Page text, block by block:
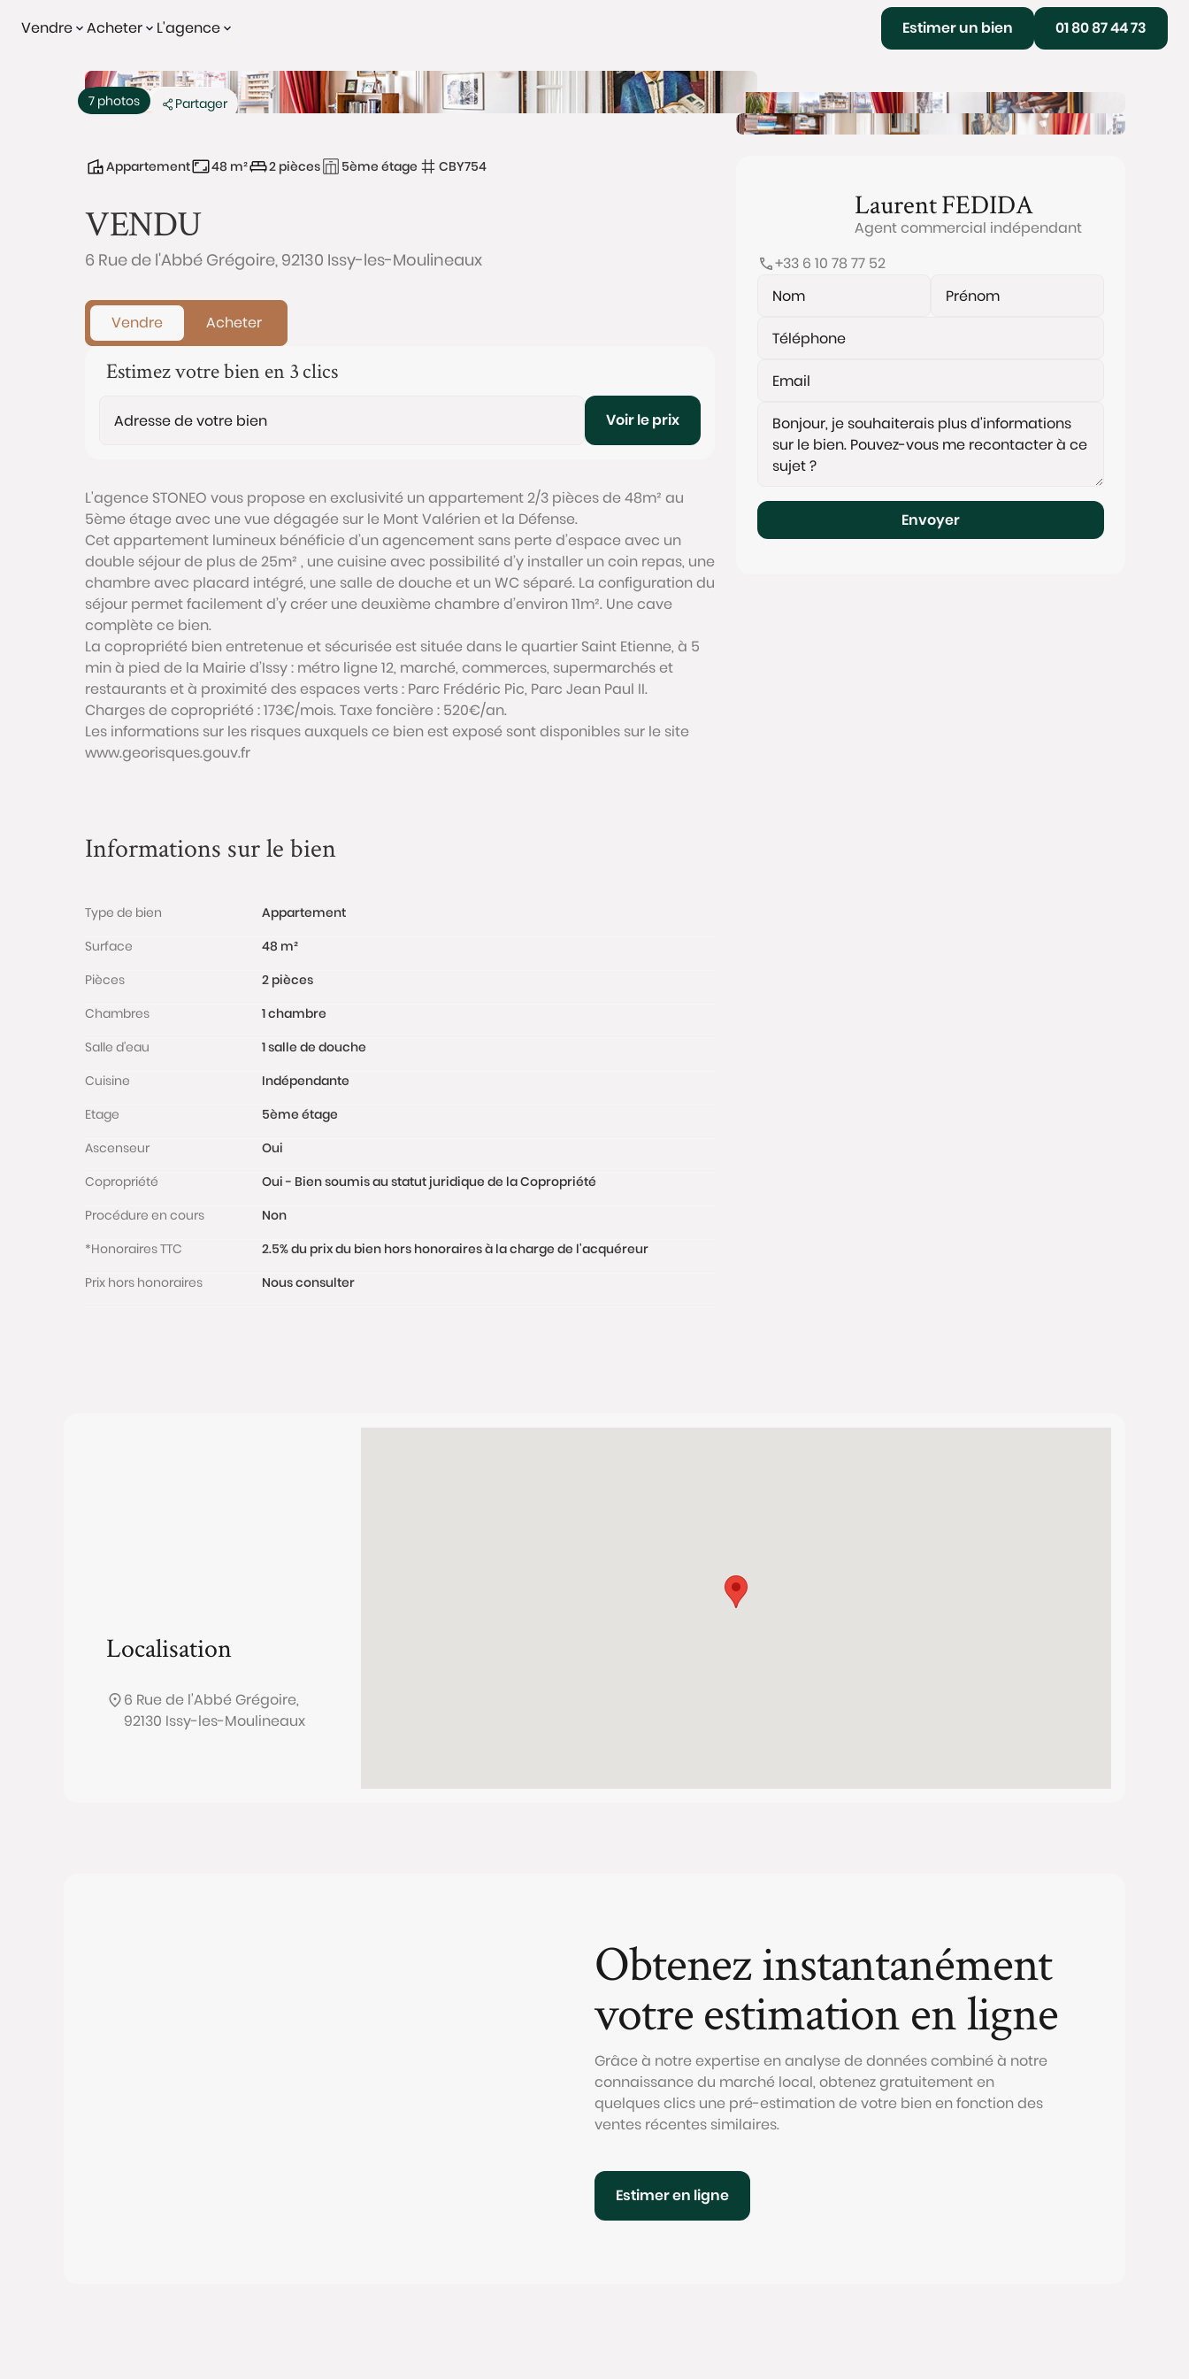
Vendre Acheter L'agence Estimer un bien 01 80 87 44 73
Vendu Exclusivité
7 photos Partager
Appartement 48 m² 2 pièces 5ème étage CBY754
VENDU
6 Rue de l'Abbé Grégoire, 92130 Issy-les-Moulineaux
Vendre Acheter
Estimez votre bien en 3 clics
Voir le prix
L'agence STONEO vous propose en exclusivité un appartement 2/3 pièces de 48m² au
5ème étage avec une vue dégagée sur le Mont Valérien et la Défense.
Cet appartement lumineux bénéficie d’un agencement sans perte d’espace avec un
double séjour de plus de 25m² , une cuisine avec possibilité d’y installer un coin repas, une
chambre avec placard intégré, une salle de douche et un WC séparé. La configuration du
séjour permet facilement d’y créer une deuxième chambre d’environ 11m². Une cave
complète ce bien.
La copropriété bien entretenue et sécurisée est située dans le quartier Saint Etienne, à 5
min à pied de la Mairie d’Issy : métro ligne 12, marché, commerces, supermarchés et
restaurants et à proximité des espaces verts : Parc Frédéric Pic, Parc Jean Paul II.
Charges de copropriété : 173€/mois. Taxe foncière : 520€/an.
Les informations sur les risques auxquels ce bien est exposé sont disponibles sur le site
www.georisques.gouv.fr
Informations sur le bien
Type de bien
Appartement
Surface
48 m²
Pièces
2 pièces
Chambres
1 chambre
Salle d'eau
1 salle de douche
Cuisine
Indépendante
Etage
5ème étage
Ascenseur
Oui
Copropriété
Oui - Bien soumis au statut juridique de la Copropriété
Procédure en cours
Non
*Honoraires TTC
2.5% du prix du bien hors honoraires à la charge de l'acquéreur
Prix hors honoraires
Nous consulter
LaurentFEDIDA
Agent commercial indépendant
+33 6 10 78 77 52
Envoyer
Localisation
6 Rue de l'Abbé Grégoire,
92130 Issy-les-Moulineaux
Obtenez instantanément
votre estimation en ligne
Grâce à notre expertise en analyse de données combiné à notre
connaissance du marché local, obtenez gratuitement en
quelques clics une pré-estimation de votre bien en fonction des
ventes récentes similaires.
Estimer en ligne